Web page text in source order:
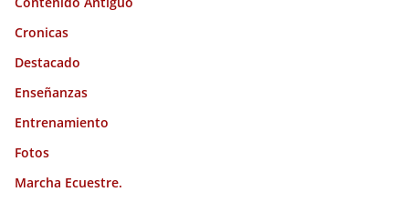
Cronicas
Destacado
Enseñanzas
Entrenamiento
Fotos
Marcha Ecuestre.